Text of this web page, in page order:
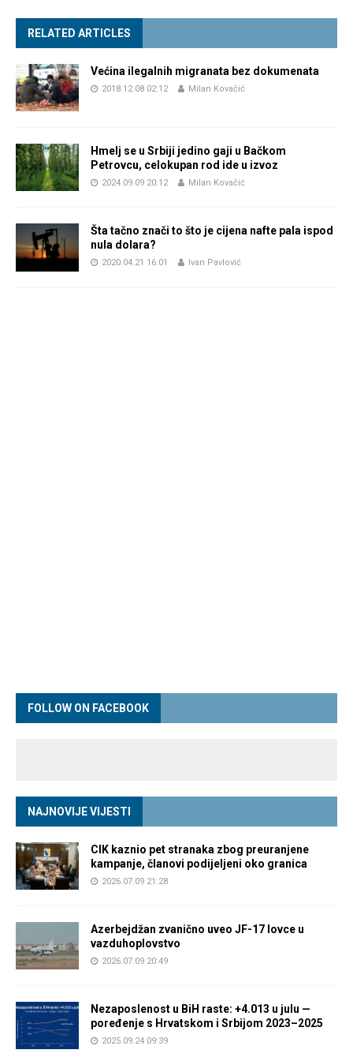
RELATED ARTICLES
Većina ilegalnih migranata bez dokumenata
2018.12.08 02:12 Milan Kovačić
Hmelj se u Srbiji jedino gaji u Bačkom
Petrovcu, celokupan rod ide u izvoz
2024.09.09 20:12 Milan Kovačić
Šta tačno znači to što je cijena nafte pala ispod
nula dolara?
2020.04.21 16:01 Ivan Pavlović
FOLLOW ON FACEBOOK
NAJNOVIJE VIJESTI
CIK kaznio pet stranaka zbog preuranjene
kampanje, članovi podijeljeni oko granica
2026.07.09 21:28
Azerbejdžan zvanično uveo JF-17 lovce u
vazduhoplovstvo
2026.07.09 20:49
Nezaposlenost u BiH raste: +4.013 u julu —
poređenje s Hrvatskom i Srbijom 2023–2025
2025.09.24 09:39